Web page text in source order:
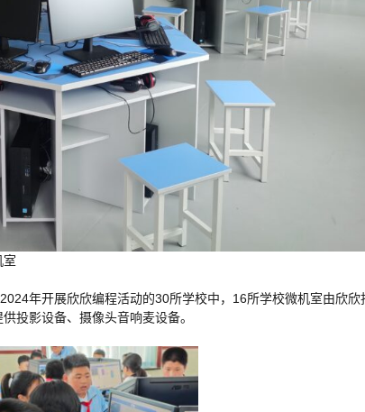
室
年开展欣欣编程活动的30所学校中，16所学校微机室由欣欣
投影设备、摄像头音响麦设备。